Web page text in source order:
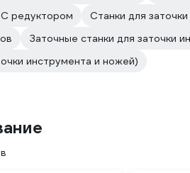
С редуктором Станки для
Заточные станки для заточки
инструмента и ножей)